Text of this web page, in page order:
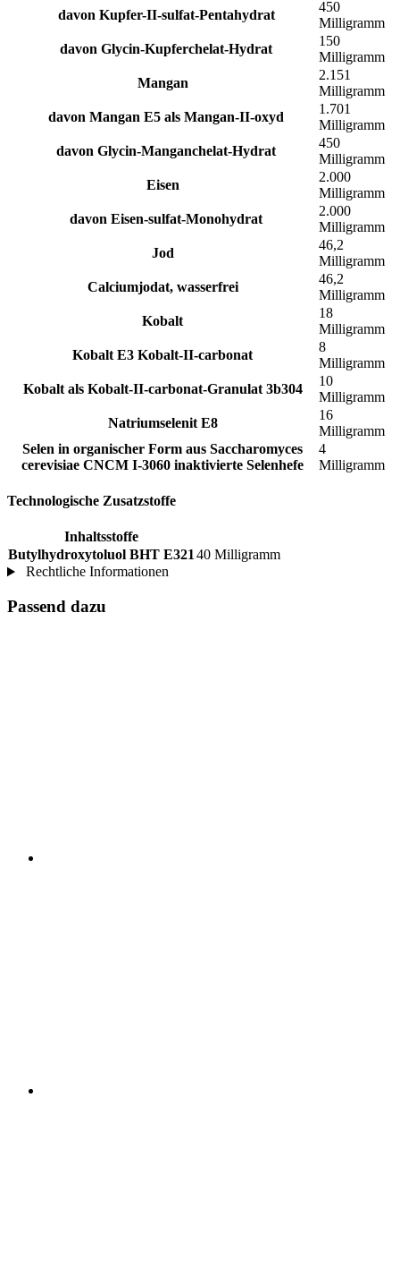
davon Kupfer-II-sulfat-Pentahydrat
450
Milligramm
davon Glycin-Kupferchelat-Hydrat
150
Milligramm
Mangan
2.151
Milligramm
davon Mangan E5 als Mangan-II-oxyd
1.701
Milligramm
davon Glycin-Manganchelat-Hydrat
450
Milligramm
Eisen
2.000
Milligramm
davon Eisen-sulfat-Monohydrat
2.000
Milligramm
Jod
46,2
Milligramm
Calciumjodat, wasserfrei
46,2
Milligramm
Kobalt
18
Milligramm
Kobalt E3 Kobalt-II-carbonat
8
Milligramm
Kobalt als Kobalt-II-carbonat-Granulat 3b304
10
Milligramm
Natriumselenit E8
16
Milligramm
Selen in organischer Form aus Saccharomyces
cerevisiae CNCM I-3060 inaktivierte Selenhefe
4
Milligramm
Technologische Zusatzstoffe
Inhaltsstoffe
Butylhydroxytoluol BHT E321 40 Milligramm
Rechtliche Informationen
Passend dazu